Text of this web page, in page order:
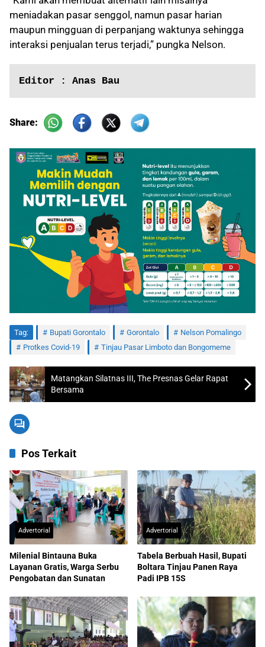
meniadakan pasar senggol, namun pasar harian
maupun mingguan di perpanjang waktunya sehingga
interaksi penjualan terus terjadi,” pungka Nelson.
Editor : Anas Bau
Share:
Tag: Bupati Gorontalo Gorontalo
Nelson Pomalingo
Protkes Covid-19
Tinjau Pasar Limboto dan Bongomeme
Matangkan Silatnas III, The Presnas Gelar Rapat
Bersama
Pos Terkait
Advertorial
Milenial Bintauna Buka
Layanan Gratis, Warga Serbu
Pengobatan dan Sunatan
Advertorial
Tabela Berbuah Hasil, Bupati
Boltara Tinjau Panen Raya
Padi IPB 15S